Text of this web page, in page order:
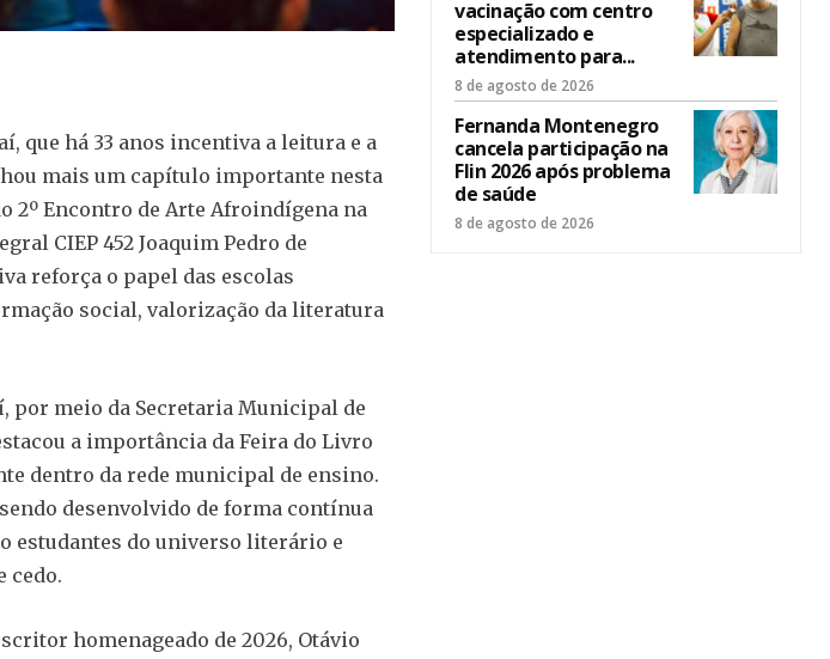
que há 33 anos incentiva a leitura e a
mais um capítulo importante nesta
2º Encontro de Arte Afroindígena na
CIEP 452 Joaquim Pedro de
reforça o papel das escolas
social, valorização da literatura
por meio da Secretaria Municipal de
a importância da Feira do Livro
dentro da rede municipal de ensino.
desenvolvido de forma contínua
estudantes do universo literário e
cedo.
homenageado de 2026, Otávio
vacinação com centro
especializado e
atendimento para...
8 de agosto de 2026
Fernanda Montenegro
cancela participação na
Flin 2026 após problema
de saúde
8 de agosto de 2026